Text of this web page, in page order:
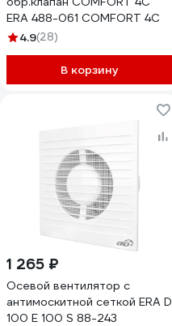
ERA 488-061 COMFORT 4C
4.9(28)
В корзину
1 265 ₽
Осевой вентилятор c
антимоскитной сеткой ERA D
100 E 100 S 88-243